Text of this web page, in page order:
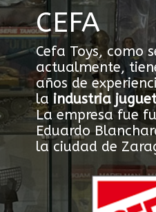
CEFA
Cefa Toys, como
actualmente,
años de
la industria
La empresa fue
Eduardo
la ciudad de